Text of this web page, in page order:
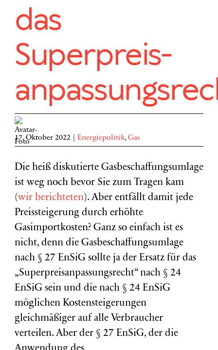
das
Superpreis-
17. Oktober 2022 Energiepolitik, Gas
Die heiß diskutierte Gasbeschaffungsumlage
ist weg noch bevor Sie zum Tragen kam
(wir berichteten). Aber entfällt damit jede
Preissteigerung durch erhöhte
Gasimportkosten? Ganz so einfach ist es
nicht, denn die Gasbeschaffungsumlage
nach § 27 EnSiG sollte ja der Ersatz für das
„Superpreisanpassungsrecht“ nach § 24
EnSiG sein und die nach § 24 EnSiG
möglichen Kostensteigerungen
gleichmäßiger auf alle Verbraucher
verteilen. Aber der § 27 EnSiG, der die